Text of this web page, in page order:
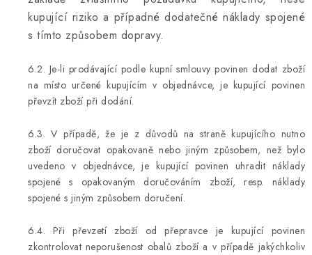
kupující riziko a případné dodatečné náklady spojené
s tímto způsobem dopravy.
6.2. Je-li prodávající podle kupní smlouvy povinen dodat zboží
na místo určené kupujícím v objednávce, je kupující povinen
převzít zboží při dodání.
6.3. V případě, že je z důvodů na straně kupujícího nutno
zboží doručovat opakovaně nebo jiným způsobem, než bylo
uvedeno v objednávce, je kupující povinen uhradit náklady
spojené s opakovaným doručováním zboží, resp. náklady
spojené s jiným způsobem doručení.
6.4. Při převzetí zboží od přepravce je kupující povinen
zkontrolovat neporušenost obalů zboží a v případě jakýchkoliv